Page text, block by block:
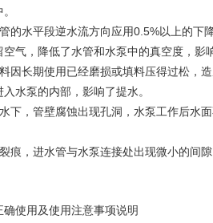
的水平段逆水流方向应用0.5%以上的
空气，降低了水管和水泵中的真空度，影
因长期使用已经磨损或填料压得过松，
水泵的内部，影响了提水。
下，管壁腐蚀出现孔洞，水泵工作后水
痕，进水管与水泵连接处出现微小的间
使用及使用注意事项说明